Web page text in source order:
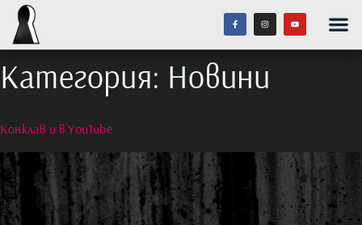
Категория: Новини
Конклав и в YouTube